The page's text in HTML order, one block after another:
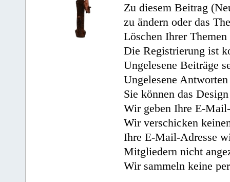
Zu diesem Beitrag
zu ändern oder das
Löschen Ihrer
Die Registrierung ist
Ungelesene Beiträge
Ungelesene
Sie können das
Wir geben Ihre E-
Wir verschicken
Ihre E-Mail-Adresse
Mitgliedern nicht
Wir sammeln keine